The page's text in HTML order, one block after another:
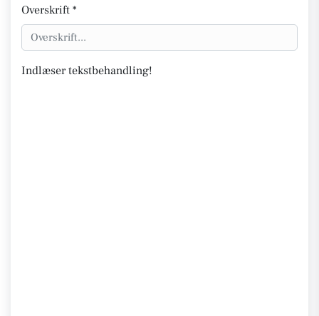
Overskrift *
Indlæser tekstbehandling!